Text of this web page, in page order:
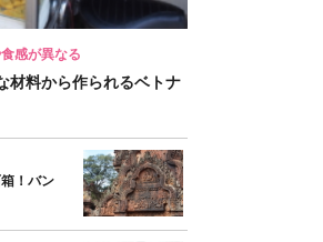
感が異なる
材料から作られるベトナ
！バン